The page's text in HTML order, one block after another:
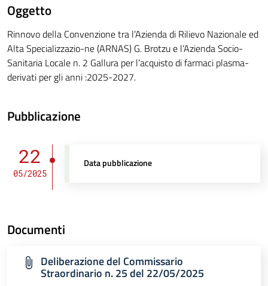
Oggetto
Rinnovo della Convenzione tra l’Azienda di Rilievo Nazionale ed
Alta Specializzazio-ne (ARNAS) G. Brotzu e l’Azienda Socio-
Sanitaria Locale n. 2 Gallura per l’acquisto di farmaci plasma-
derivati per gli anni :2025-2027.
Pubblicazione
22
05/2025
Data pubblicazione
Documenti
Deliberazione del Commissario
Straordinario n. 25 del 22/05/2025